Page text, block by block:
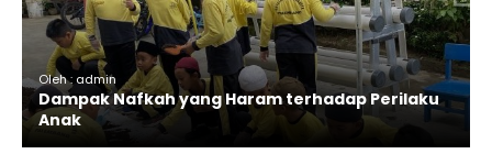
Oleh : admin
Dampak Nafkah yang Haram terhadap Perilaku
Anak